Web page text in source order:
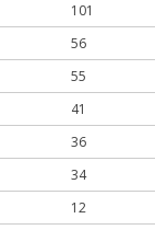
101
56
55
41
36
34
12